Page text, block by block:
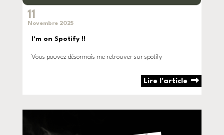
11
Novembre 2025
I'm on Spotify !!
Vous pouvez désormais me retrouver sur spotify
Lire l'article